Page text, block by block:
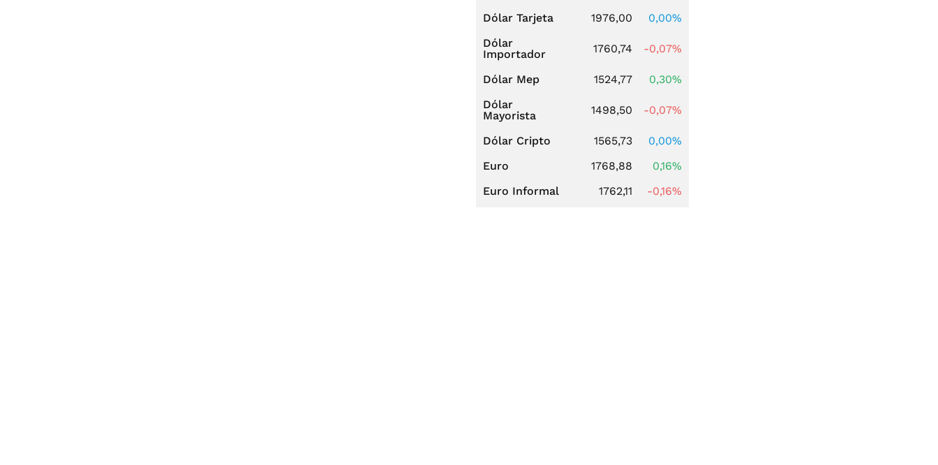
Dólar Tarjeta
1976,00
0,00%
Dólar
Importador
1760,74 -0,07%
Dólar Mep 1524,77
0,30%
Dólar
Mayorista
1498,50 -0,07%
Dólar Cripto 1565,73
0,00%
Euro
1768,88
0,16%
Euro Informal
1762,11 -0,16%